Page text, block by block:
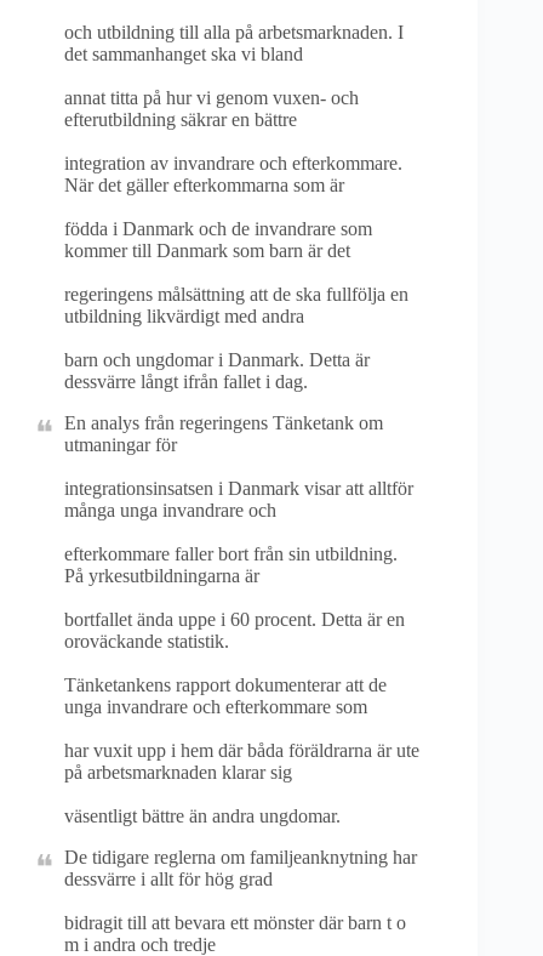
och utbildning till alla på arbetsmarknaden. I
det sammanhanget ska vi bland
annat titta på hur vi genom vuxen- och
efterutbildning säkrar en bättre
integration av invandrare och efterkommare.
När det gäller efterkommarna som är
födda i Danmark och de invandrare som
kommer till Danmark som barn är det
regeringens målsättning att de ska fullfölja en
utbildning likvärdigt med andra
barn och ungdomar i Danmark. Detta är
dessvärre långt ifrån fallet i dag.
En analys från regeringens Tänketank om
utmaningar för
integrationsinsatsen i Danmark visar att alltför
många unga invandrare och
efterkommare faller bort från sin utbildning.
På yrkesutbildningarna är
bortfallet ända uppe i 60 procent. Detta är en
oroväckande statistik.
Tänketankens rapport dokumenterar att de
unga invandrare och efterkommare som
har vuxit upp i hem där båda föräldrarna är ute
på arbetsmarknaden klarar sig
väsentligt bättre än andra ungdomar.
De tidigare reglerna om familjeanknytning har
dessvärre i allt för hög grad
bidragit till att bevara ett mönster där barn t o
m i andra och tredje